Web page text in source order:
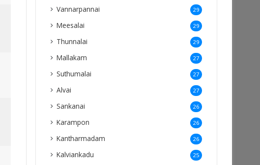
Vannarpannai 29
Meesalai 29
Thunnalai 29
Mallakam 27
Suthumalai 27
Alvai 27
Sankanai 26
Karampon 26
Kantharmadam 26
Kalviankadu 25